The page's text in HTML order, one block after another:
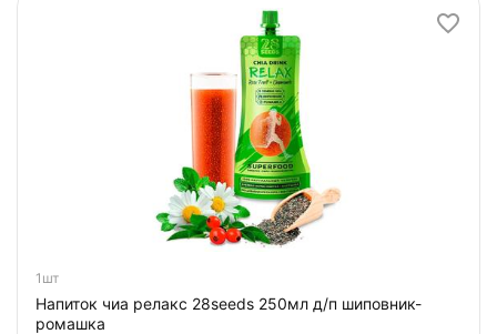
1шт
Напиток чиа релакс 28seeds 250мл д/п шиповник-
ромашка